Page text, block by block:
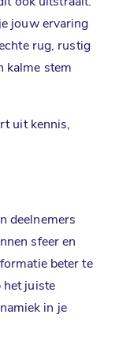
jouw ervaring
rug, rustig
kalme stem
uit kennis,
deelnemers
sfeer en
beter te
het juiste
in je